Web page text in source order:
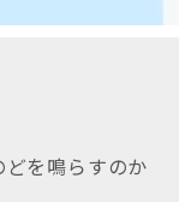
を鳴らすのか